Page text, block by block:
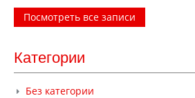
Посмотреть все записи
Категории
Без категории